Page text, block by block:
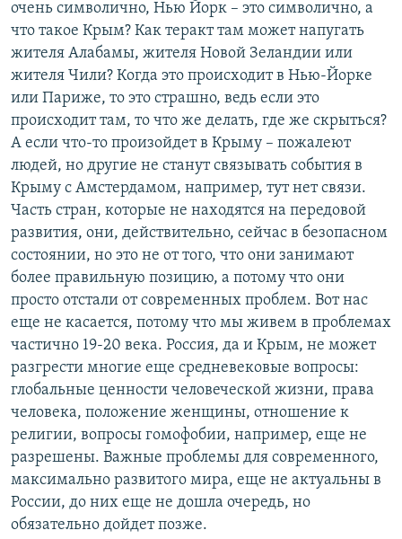
очень символично, Нью Йорк – это символично, а
что такое Крым? Как теракт там может напугать
жителя Алабамы, жителя Новой Зеландии или
жителя Чили? Когда это происходит в Нью-Йорке
или Париже, то это страшно, ведь если это
происходит там, то что же делать, где же скрыться?
А если что-то произойдет в Крыму – пожалеют
людей, но другие не станут связывать события в
Крыму с Амстердамом, например, тут нет связи.
Часть стран, которые не находятся на передовой
развития, они, действительно, сейчас в безопасном
состоянии, но это не от того, что они занимают
более правильную позицию, а потому что они
просто отстали от современных проблем. Вот нас
еще не касается, потому что мы живем в проблемах
частично 19-20 века. Россия, да и Крым, не может
разгрести многие еще средневековые вопросы:
глобальные ценности человеческой жизни, права
человека, положение женщины, отношение к
религии, вопросы гомофобии, например, еще не
разрешены. Важные проблемы для современного,
максимально развитого мира, еще не актуальны в
России, до них еще не дошла очередь, но
обязательно дойдет позже.